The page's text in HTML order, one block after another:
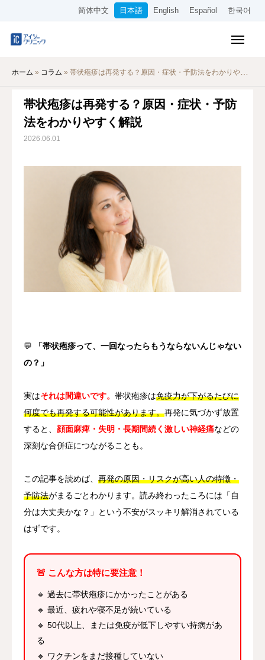
简体中文 日本語 English Español 한국어
ホーム » コラム » 帯状疱疹は再発する？原因・症状・予防法をわかりやすく解説
帯状疱疹は再発する？原因・症状・予防
法をわかりやすく解説
2026.06.01
💬
「帯状疱疹って、一回なったらもうならないんじゃない
の？」
実はそれは間違いです。 帯状疱疹は免疫力が下がるたびに
何度でも再発する可能性があります。再発に気づかず放置
すると、 顔面麻痺・失明・長期間続く激しい神経痛などの
深刻な合併症につながることも。
この記事を読めば、 再発の原因・リスクが高い人の特徴・
予防法がまるごとわかります。読み終わったころには「自
分は大丈夫かな？」という不安がスッキリ解消されている
はずです。
🚨 こんな方は特に要注意！
🔸 過去に帯状疱疹にかかったことがある
🔸 最近、疲れや寝不足が続いている
🔸 50代以上、または免疫が低下しやすい持病があ
る
🔸 ワクチンをまだ接種していない
料金表
オンライン診療
当院について
简体中文 日本語 English Español 한국어